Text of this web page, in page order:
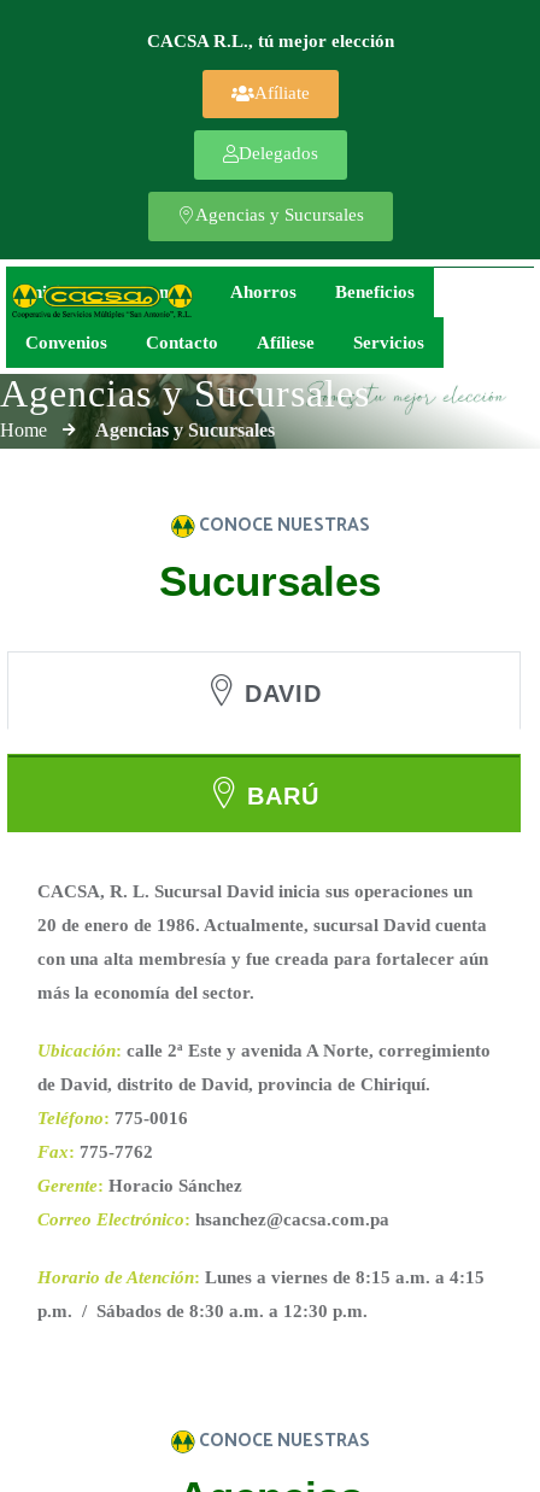
CACSA R.L., tú mejor elección
Afíliate
Delegados
Agencias y Sucursales
Inicio Préstamos Ahorros Beneficios
Convenios Contacto Afíliese Servicios
Agencias y Sucursales
Home Agencias y Sucursales
CONOCE NUESTRAS
Sucursales
DAVID
BARÚ
CACSA, R. L. Sucursal David inicia sus operaciones un
20 de enero de 1986. Actualmente, sucursal David cuenta
con una alta membresía y fue creada para fortalecer aún
más la economía del sector.
Ubicación:calle 2ª Este y avenida A Norte, corregimiento
de David, distrito de David, provincia de Chiriquí.
Teléfono: 775-0016
Fax: 775-7762
Gerente: Horacio Sánchez
Correo Electrónico: hsanchez@cacsa.com.pa
Horario de Atención:Lunes a viernes de 8:15 a.m. a 4:15
p.m. / Sábados de 8:30 a.m. a 12:30 p.m.
CONOCE NUESTRAS